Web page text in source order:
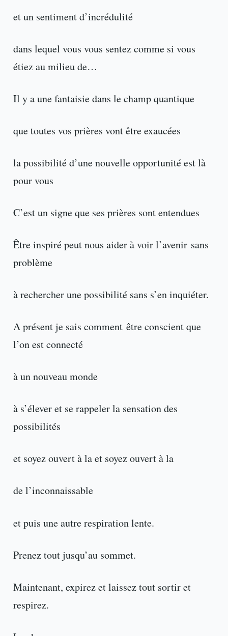
et un sentiment d’incrédulité
dans lequel vous vous sentez comme si vous
étiez au milieu de…
Il y a une fantaisie dans le champ quantique
que toutes vos prières vont être exaucées
la possibilité d’une nouvelle opportunité est là
pour vous
C’est un signe que ses prières sont entendues
Être inspiré peut nous aider à voir l’avenir sans
problème
à rechercher une possibilité sans s’en inquiéter.
A présent je sais comment être conscient que
l’on est connecté
à un nouveau monde
à s’élever et se rappeler la sensation des
possibilités
et soyez ouvert à la et soyez ouvert à la
de l’inconnaissable
et puis une autre respiration lente.
Prenez tout jusqu’au sommet.
Maintenant, expirez et laissez tout sortir et
respirez.